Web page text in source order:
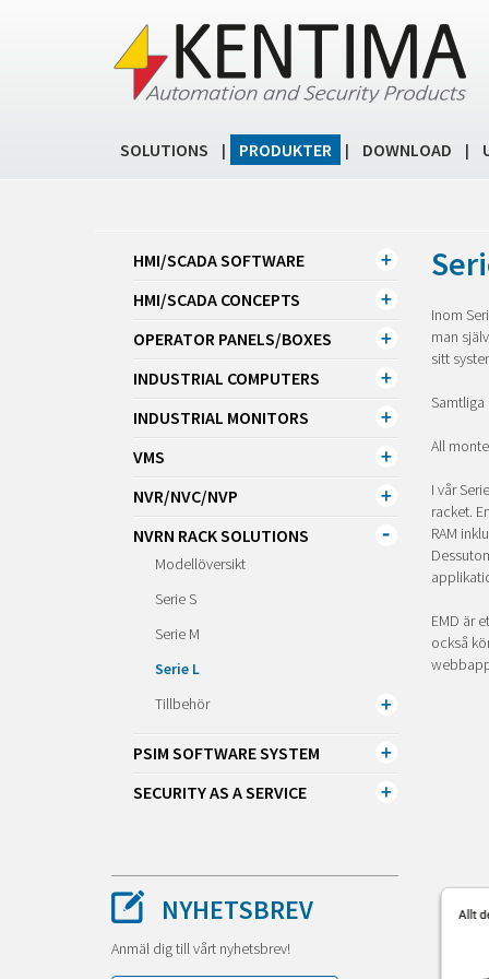
SOLUTIONS | PRODUKTER | DOWNLOAD |
HMI/SCADA SOFTWARE
HMI/SCADA CONCEPTS
OPERATOR PANELS/BOXES
INDUSTRIAL COMPUTERS
INDUSTRIAL MONITORS
VMS
NVR/NVC/NVP
NVRN RACK SOLUTIONS
Modellöversikt
Serie S
Serie M
Serie L
Tillbehör
PSIM SOFTWARE SYSTEM
SECURITY AS A SERVICE
NYHETSBREV
Anmäl dig till vårt nyhetsbrev!
Inom
man
sitt
All
I vår
racket.
RAM
EMD är
också